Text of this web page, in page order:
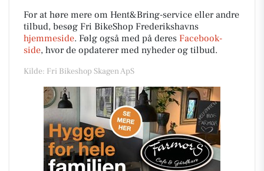
For at høre mere om Hent&Bring-service eller andre
tilbud, besøg Fri BikeShop Frederikshavns
hjemmeside. Følg også med på deres Facebook-
side, hvor de opdaterer med nyheder og tilbud.
Kilde: Fri Bikeshop Skagen ApS